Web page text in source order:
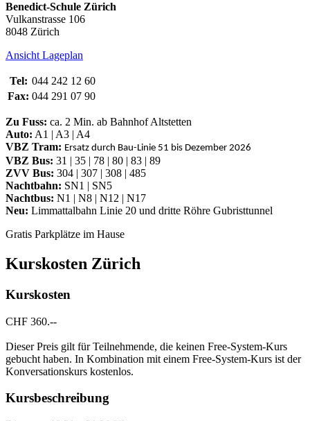
Benedict-Schule Zürich
Vulkanstrasse 106
8048 Zürich
Ansicht Lageplan
Tel: 044 242 12 60
Fax: 044 291 07 90
Zu Fuss: ca. 2 Min. ab Bahnhof Altstetten
Auto: A1 | A3 | A4
VBZ Tram: Ersatz durch Bau-Linie 51 bis Dezember 2026
VBZ Bus: 31 | 35 | 78 | 80 | 83 | 89
ZVV Bus: 304 | 307 | 308 | 485
Nachtbahn: SN1 | SN5
Nachtbus: N1 | N8 | N12 | N17
Neu: Limmattalbahn Linie 20 und dritte Röhre Gubristtunnel
Gratis Parkplätze im Hause
Kurskosten Zürich
Kurskosten
CHF 360.--
Dieser Preis gilt für Teilnehmende, die keinen Free-System-Kurs
gebucht haben. In Kombination mit einem Free-System-Kurs ist der
Konversationskurs kostenlos.
Kursbeschreibung